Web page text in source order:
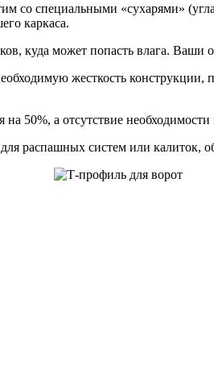
со специальными «сухарями»
каркаса.
куда может попасть влага. Ваши
жесткость конструкции,
на 50%, а отсутствие
распашных систем или калиток,